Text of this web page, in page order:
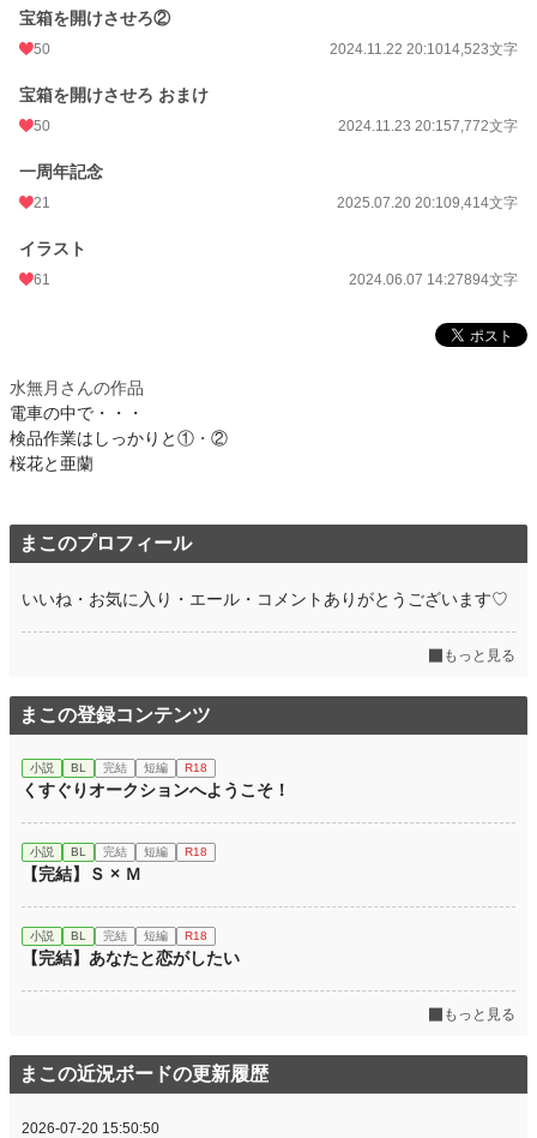
宝箱を開けさせろ②
50 2024.11.22 20:1014,523文字
宝箱を開けさせろ おまけ
50 2024.11.23 20:157,772文字
一周年記念
21 2025.07.20 20:109,414文字
イラスト
61 2024.06.07 14:27894文字
水無月さんの作品
電車の中で・・・
検品作業はしっかりと① ・ ②
桜花と亜蘭
まこのプロフィール
いいね・お気に入り・エール・コメントありがとうございます♡
もっと見る
まこの登録コンテンツ
小説 BL 完結 短編 R18
くすぐりオークションへようこそ！
小説 BL 完結 短編 R18
【完結】Ｓ × Ｍ
小説 BL 完結 短編 R18
【完結】あなたと恋がしたい
もっと見る
まこの近況ボードの更新履歴
2026-07-20 15:50:50